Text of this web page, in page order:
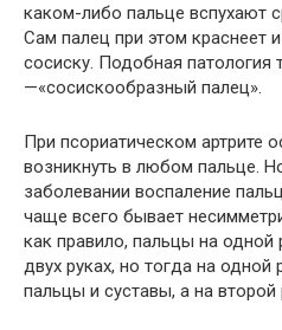
каком-либо пальце вспухают
Сам палец при этом краснеет
сосиску. Подобная патология
—«сосискообразный палец».
При псориатическом артрите
возникнуть в любом пальце.
заболевании воспаление
чаще всего бывает
как правило, пальцы на одной
двух руках, но тогда на одной
пальцы и суставы, а на второй